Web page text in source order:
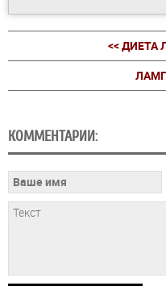
<< ДИЕТА
КОММЕНТАРИИ: